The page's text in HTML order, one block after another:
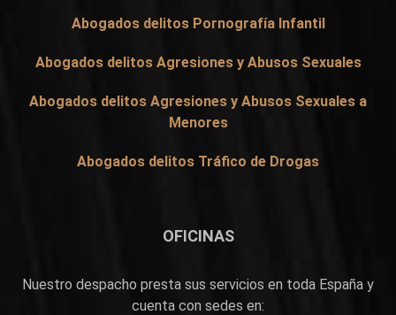
Abogados delitos Pornografía Infantil
Abogados delitos Agresiones y Abusos Sexuales
Abogados delitos Agresiones y Abusos Sexuales a
Menores
Abogados delitos Tráfico de Drogas
OFICINAS
Nuestro despacho presta sus servicios en toda España y
cuenta con sedes en: